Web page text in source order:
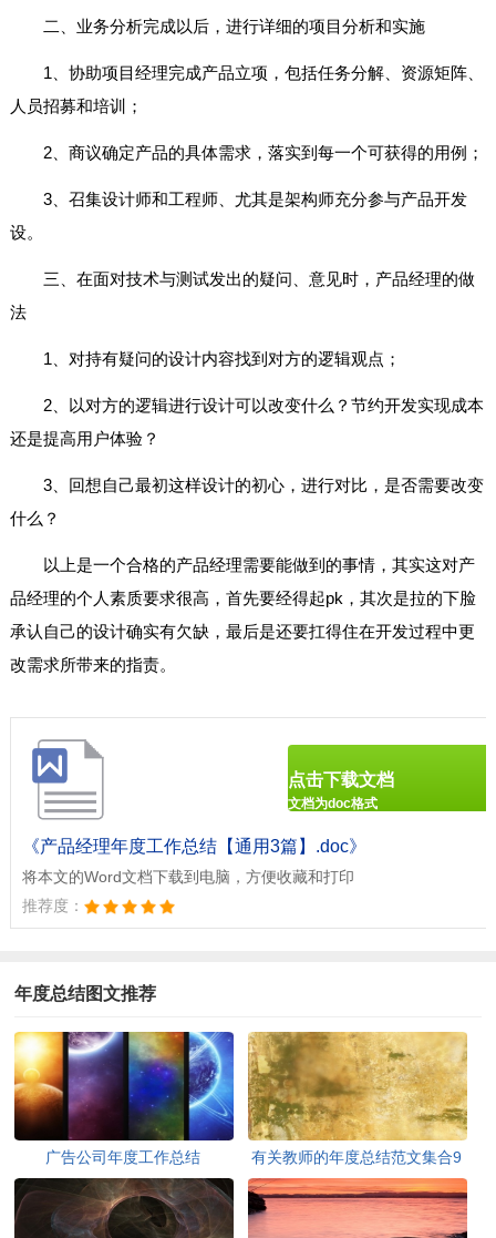
二、业务分析完成以后，进行详细的项目分析和实施
1、协助项目经理完成产品立项，包括任务分解、资源矩阵、
人员招募和培训；
2、商议确定产品的具体需求，落实到每一个可获得的用例；
3、召集设计师和工程师、尤其是架构师充分参与产品开发
设。
三、在面对技术与测试发出的疑问、意见时，产品经理的做
法
1、对持有疑问的设计内容找到对方的逻辑观点；
2、以对方的逻辑进行设计可以改变什么？节约开发实现成本
还是提高用户体验？
3、回想自己最初这样设计的初心，进行对比，是否需要改变
什么？
以上是一个合格的产品经理需要能做到的事情，其实这对产
品经理的个人素质要求很高，首先要经得起pk，其次是拉的下脸
承认自己的设计确实有欠缺，最后是还要扛得住在开发过程中更
改需求所带来的指责。
《产品经理年度工作总结【通用3篇】.doc》
将本文的Word文档下载到电脑，方便收藏和打印
推荐度：
点击下载文档
文档为doc格式
年度总结图文推荐
广告公司年度工作总结
有关教师的年度总结范文集合9
篇